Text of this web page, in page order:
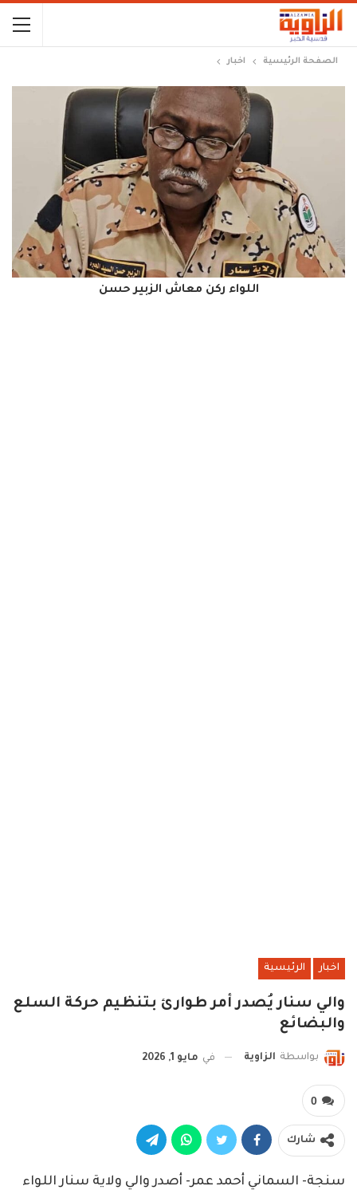
الصفحة الرئيسية اخبار
اللواء ركن معاش الزبير حسن
اخبار الرئيسية
والي سنار يُصدر أمر طوارئ بتنظيم حركة السلع
والبضائع
بواسطة الزاوية في مايو 1, 2026
0
شارك
​سنجة- السماني أحمد عمر- أصدر والي ولاية سنار اللواء